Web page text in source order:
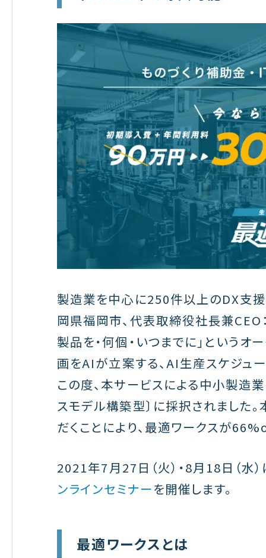
製造業を中心に250件以上のDX支援
岡県福岡市、代表取締役社長兼CEO：
製品を・何個・いつまでに」という
画をAIが立案する、AI生産スケジュー
この度、本サービスによる中小製造
スモデル構築型〕に採択されまし
だくことにより、最適ワークスが
2021年7月27日（火）・8月18日（水
ンラインセミナーを開催します。
最適ワークスとは